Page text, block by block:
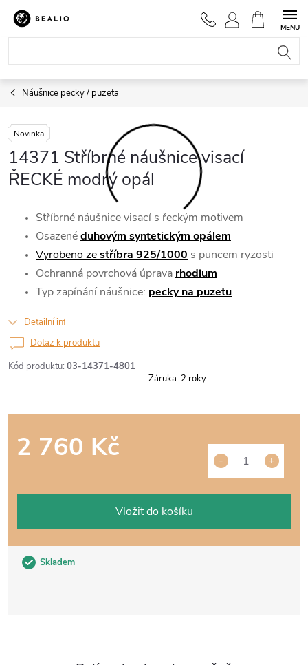
Přejít
obsah
NÁKUPNÍ
KOŠÍK
Náušnice pecky / puzeta
Novinka
14371 Stříbrné náušnice visací
ŘECKÉ modrý opál
Kód produktu: 03-14371-4801
Stříbrné náušnice visací s řeckým motivem
Osazenéduhovým syntetickým opálem
Vyrobeno zestříbra 925/1000 s puncem ryzosti
Ochranná povrchová úprava rhodium
Typ zapínání náušnice: pecky na puzetu
Detailní informace
Skladem
2 760 Kč
Vložit do košíku
Dotaz k produktu
Záruka: 2 roky